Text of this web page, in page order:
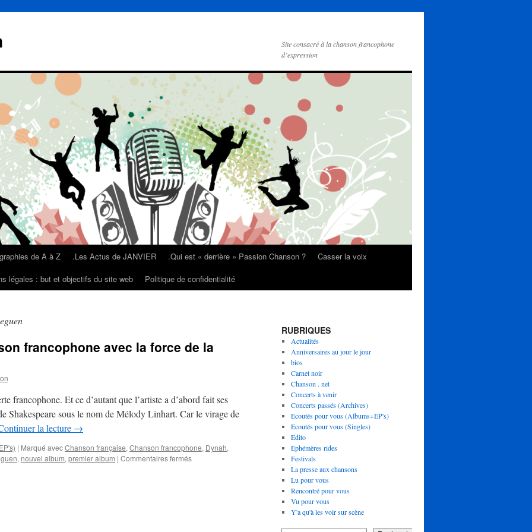
Site consacré à la chanson francophone
d’expression
de A à Z .Les Actus de JANVIER .Qui est « derrière » Passion Chanson ?
Casser la voix
légales : but et objectifs du site web Politique de confidentialité
francophone avec la force de la
francophone. Et ce d’autant que l’artiste a d’abord fait ses
Shakespeare sous le nom de Mélody Linhart. Car le virage de
la lecture →
| Marqué avecChanson française, Chanson francophone, Dynah,
, nouvel album, premier album | Commentaires ferméssur
RUBRIQUES
Actualités
Anniversaires au jour le jour
bios
Carnet noir
Chanson . net
Concerts à venir
Concerts passés (Archives)
Ecoutés pour vous (Albums+EP's)
Ecoutés pour vous (Singles)
Edito
Ephémères rides
Festivals
La presse aux chansons
Lu pour vous
Rencontré pour vous
Vu pour vous
Y'a qu'à les voir sur scène